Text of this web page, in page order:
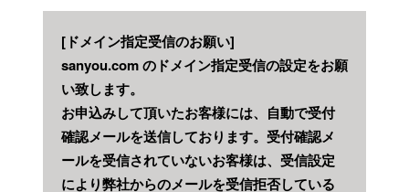
[ドメイン指定受信のお願い]
sanyou.comのドメイン指定受信の設定をお願
い致します。
お申込みして頂いたお客様には、自動で受付
確認メールを送信しております。受付確認メ
ールを受信されていないお客様は、受信設定
により弊社からのメールを受信拒否している